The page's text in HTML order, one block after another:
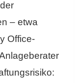
– etwa
Office-